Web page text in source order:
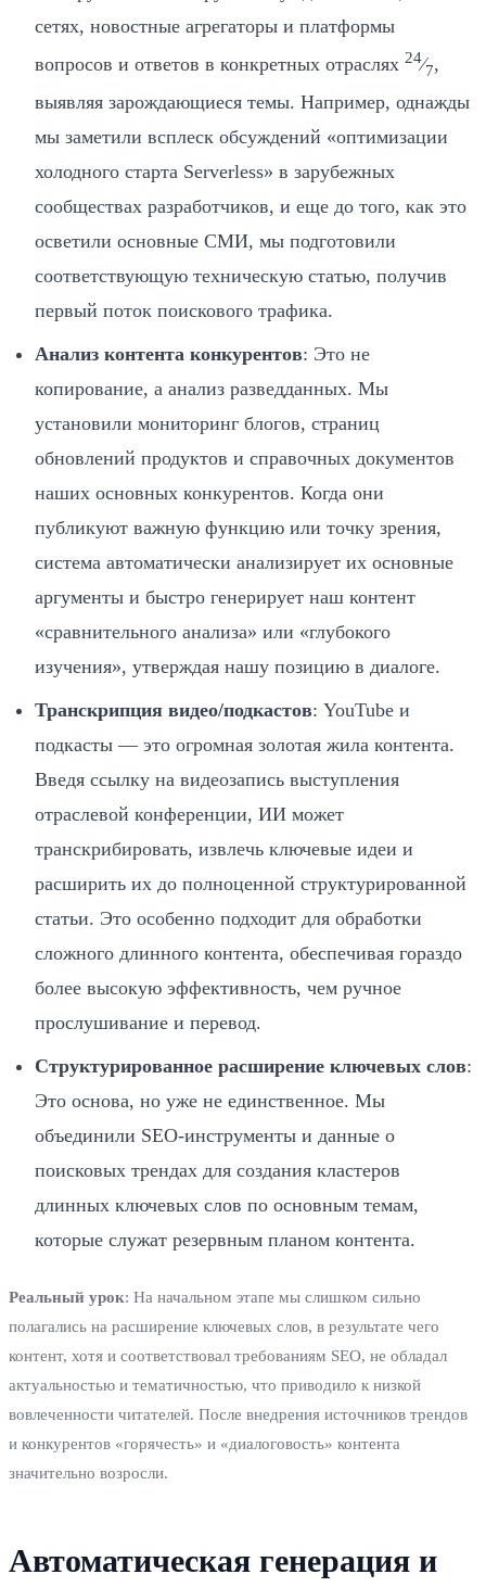
сетях, новостные агрегаторы и платформы
вопросов и ответов в конкретных отраслях 24⁄7,
выявляя зарождающиеся темы. Например, однажды
мы заметили всплеск обсуждений «оптимизации
холодного старта Serverless» в зарубежных
сообществах разработчиков, и еще до того, как это
осветили основные СМИ, мы подготовили
соответствующую техническую статью, получив
первый поток поискового трафика.
Анализ контента конкурентов: Это не
копирование, а анализ разведданных. Мы
установили мониторинг блогов, страниц
обновлений продуктов и справочных документов
наших основных конкурентов. Когда они
публикуют важную функцию или точку зрения,
система автоматически анализирует их основные
аргументы и быстро генерирует наш контент
«сравнительного анализа» или «глубокого
изучения», утверждая нашу позицию в диалоге.
Транскрипция видео/подкастов: YouTube и
подкасты — это огромная золотая жила контента.
Введя ссылку на видеозапись выступления
отраслевой конференции, ИИ может
транскрибировать, извлечь ключевые идеи и
расширить их до полноценной структурированной
статьи. Это особенно подходит для обработки
сложного длинного контента, обеспечивая гораздо
более высокую эффективность, чем ручное
прослушивание и перевод.
Структурированное расширение ключевых слов:
Это основа, но уже не единственное. Мы
объединили SEO-инструменты и данные о
поисковых трендах для создания кластеров
длинных ключевых слов по основным темам,
которые служат резервным планом контента.
Реальный урок: На начальном этапе мы слишком сильно
полагались на расширение ключевых слов, в результате чего
контент, хотя и соответствовал требованиям SEO, не обладал
актуальностью и тематичностью, что приводило к низкой
вовлеченности читателей. После внедрения источников трендов
и конкурентов «горячесть» и «диалоговость» контента
значительно возросли.
Автоматическая генерация и